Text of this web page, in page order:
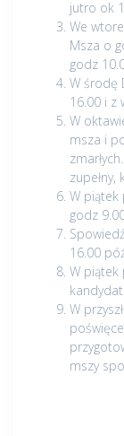
jutro ok
We
Msza o
godz
W środę
16.00 i z
W
msza i
W piątek
godz
16.00
W piątek
W
mszy